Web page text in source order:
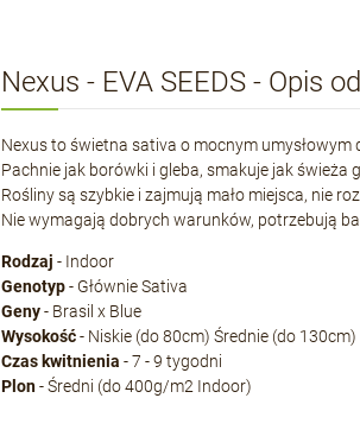
Nexus - EVA SEEDS - Opis
Nexus to świetna sativa o mocnym umysłowym
Pachnie jak borówki i gleba, smakuje jak świeża
Rośliny są szybkie i zajmują mało miejsca, nie
Nie wymagają dobrych warunków, potrzebują
Rodzaj - Indoor
Genotyp- Głównie Sativa
Geny- Brasil x Blue
Wysokość- Niskie (do 80cm) Średnie (do 130cm)
Czas kwitnienia - 7 - 9 tygodni
Plon- Średni (do 400g/m2 Indoor)